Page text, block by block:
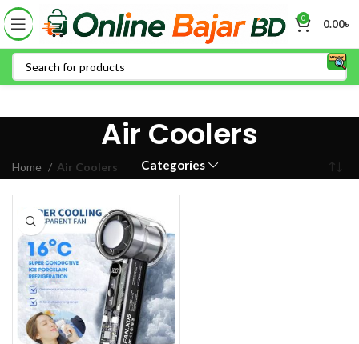
0 0.00৳
Air Coolers
Categories
Home Air Coolers